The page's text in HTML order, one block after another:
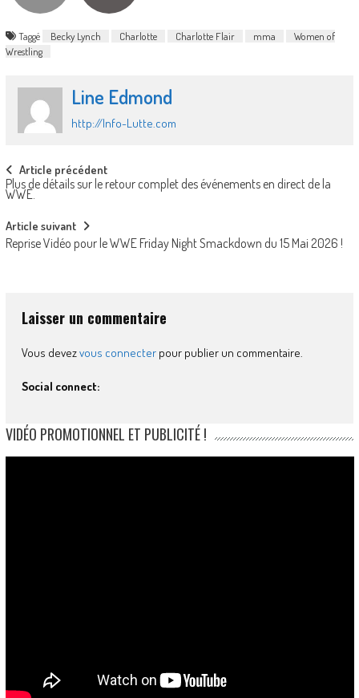
Taggé Becky Lynch Charlotte Charlotte Flair mma
Women of
Wrestling
Line Edmond
http://Info-Lutte.com
Post
navigation
Article précédent
Plus de détails sur le retour complet des événements en direct de la
WWE.
Article suivant
Reprise Vidéo pour le WWE Friday Night Smackdown du 15 Mai 2026 !
Laisser un commentaire
Vous devezvous connecterpour publier un commentaire.
Social connect:
VIDÉO PROMOTIONNEL ET PUBLICITÉ !